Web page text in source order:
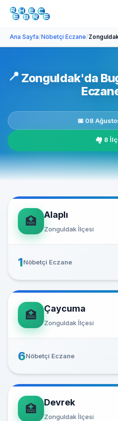
Ana Sayfa/Nöbetçi Eczane/
📍 Zonguldak'da
📅 08
🏘️ 8
🏥 Alaplı
Zonguldak İlçesi
1Nöbetçi Eczane
🏥 Çaycuma
Zonguldak İlçesi
6Nöbetçi Eczane
🏥 Devrek
Zonguldak İlçesi